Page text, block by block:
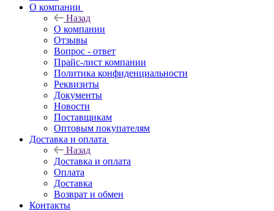
О компании
Назад
О компании
Отзывы
Вопрос - ответ
Прайс-лист компании
Политика конфиденциальности
Реквизиты
Документы
Новости
Поставщикам
Оптовым покупателям
Доставка и оплата
Назад
Доставка и оплата
Оплата
Доставка
Возврат и обмен
Контакты